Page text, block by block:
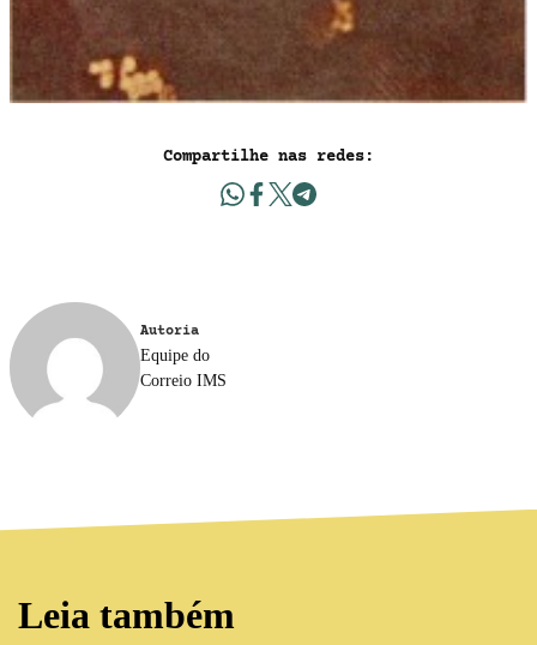
Compartilhe nas redes:
Autoria
Equipe do
Correio IMS
Leia também